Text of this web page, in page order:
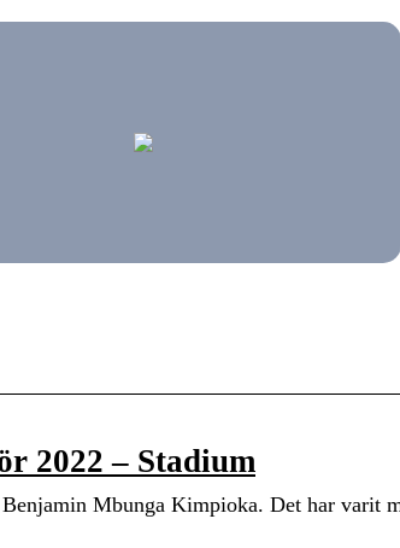
2022 – Stadium
Mbunga Kimpioka. Det har varit